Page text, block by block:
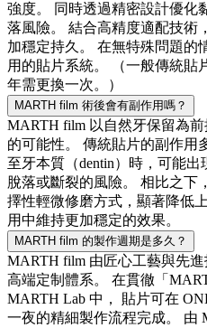
強度。 同時透過精密設計優化
落風險。 結合高精度適配技術
加穩定持久。 在無特殊問題的
用的貼片系統。 （一般傳統貼
年需更換一次。）
MARTH film 術後會有副作用嗎？
MARTH film 以自然牙保留為
的可能性。 傳統貼片的副作用
至牙本質（dentin）時，可能
脫落或斷裂的風險。 相比之下
擇性輕微修磨方式，顯著降低
用中維持更加穩定的效果。
MARTH film 的製作週期是多久？
MARTH film 由匠心工藝與先
高端定制體系。 在貫徹「
MARTH Lab 中， 貼片可在
一夜的精細製作流程完成。 由